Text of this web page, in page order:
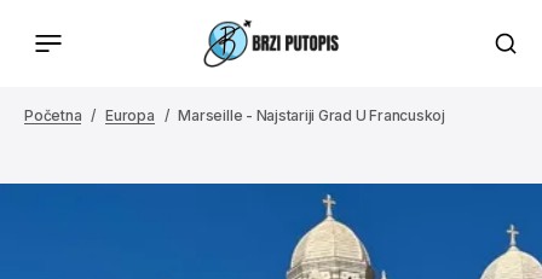
Početna Europa Marseille - Najstariji Grad U Francuskoj